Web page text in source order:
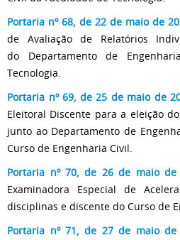
Portaria nº 68, de 22 de maio de
de Avaliação de Relatórios
do Departamento de
Tecnologia.
Portaria nº 69, de 25 de maio de
Eleitoral Discente para a eleição
junto ao Departamento de
Curso de Engenharia Civil.
Portaria nº 70, de 26 de maio de
Examinadora Especial de
disciplinas e discente do Curso de
Portaria nº 71, de 27 de maio de